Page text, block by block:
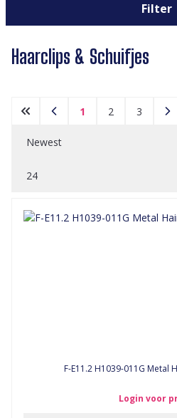
Filter
Haarclips & Schuifjes
1 2 3
F-E11.2 H1039-011G Metal
Login voor